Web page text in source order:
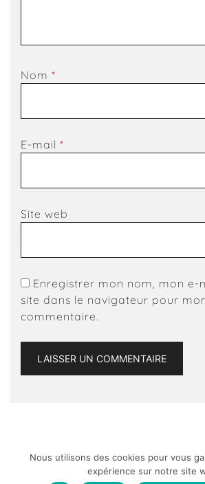
Bonne nouvelle : les frais de port
Nom *
E-mail *
Site web
Enregistrer mon nom, mon e-
site dans le navigateur pour
commentaire.
© 2026 L'atelier Ame. Conception
Nous utilisons des cookies pour vous
expérience sur notre site